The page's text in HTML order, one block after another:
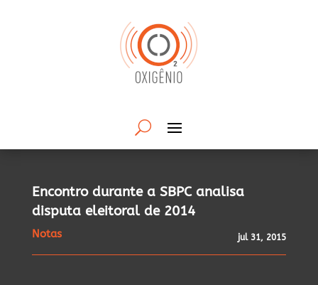
Encontro durante a SBPC analisa
disputa eleitoral de 2014
Notas jul 31, 2015